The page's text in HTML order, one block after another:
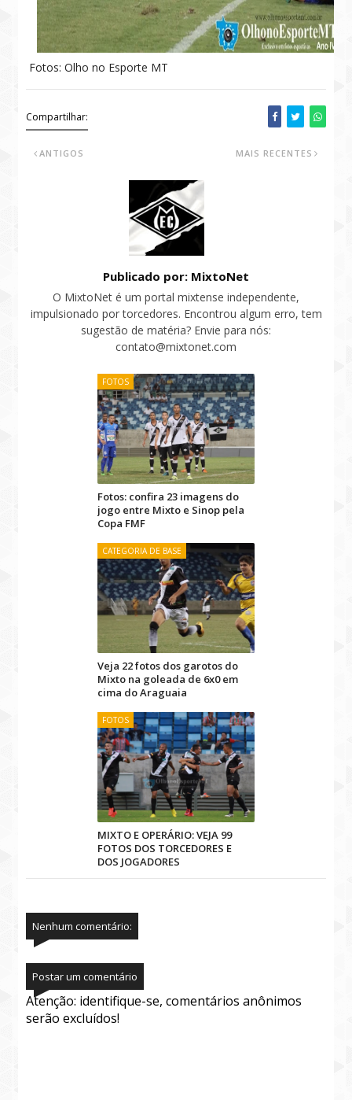
Fotos: Olho no Esporte MT
Compartilhar:
MAIS RECENTES
ANTIGOS
Publicado por: MixtoNet
O MixtoNet é um portal mixtense independente,
impulsionado por torcedores. Encontrou algum erro, tem
sugestão de matéria? Envie para nós:
contato@mixtonet.com
FOTOS
Fotos: confira 23 imagens do
jogo entre Mixto e Sinop pela
Copa FMF
CATEGORIA DE BASE
Veja 22 fotos dos garotos do
Mixto na goleada de 6x0 em
cima do Araguaia
FOTOS
MIXTO E OPERÁRIO: VEJA 99
FOTOS DOS TORCEDORES E
DOS JOGADORES
Nenhum comentário:
Postar um comentário
Atenção: identifique-se, comentários anônimos
serão excluídos!